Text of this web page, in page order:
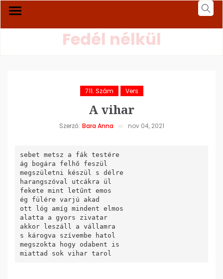
Fedél nélkül
711. Szám Vers
A vihar
Szerző: Bara Anna nov 04, 2021
sebet metsz a fák testére
ág bogára felhő feszül
megszületni készül s délre
harangszóval utcákra ül
fekete mint letűnt emos
ég fülére varjú akad
ott lóg amíg mindent elmos
alatta a gyors zivatar
akkor leszáll a vállamra
s károgva szívembe hatol
megszokta hogy odabent is